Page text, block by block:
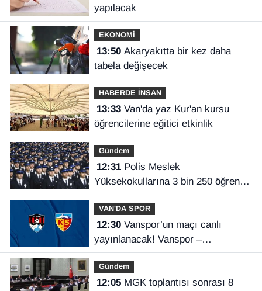
yapılacak
EKONOMİ
13:50Akaryakıtta bir kez daha
tabela değişecek
HABERDE İNSAN
13:33Van'da yaz Kur'an kursu
öğrencilerine eğitici etkinlik
Gündem
12:31Polis Meslek
Yüksekokullarına 3 bin 250 öğrenci
alınacak
VAN'DA SPOR
12:30Vanspor’un maçı canlı
yayınlanacak! Vanspor –
Kayserispor maçı hangi kanalda,
saat kaçta?
Gündem
12:05MGK toplantısı sonrası 8